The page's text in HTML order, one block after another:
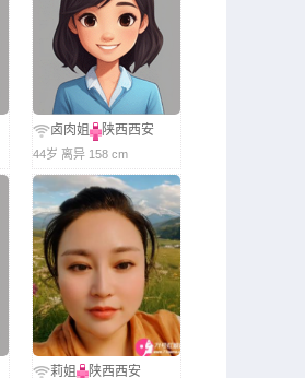
卤肉姐 陕西西安
44岁 离异 158 cm
莉姐 陕西西安